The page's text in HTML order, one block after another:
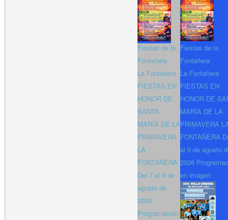
Fiestas de la
Fontañera
La Fontañera
FIESTAS EN
HONOR DE
SANTA
MARÍA DE LA
PRIMAVERA
LA
FONTAÑERA
Del 7 al 9 de
agosto de
2026
Programación
Fiestas de la
Fontañera
La Fontañera
FIESTAS EN
HONOR DE
MARÍA DE LA
PRIMAVERA
FONTAÑERA
al 9 de agosto
2026
en imagen